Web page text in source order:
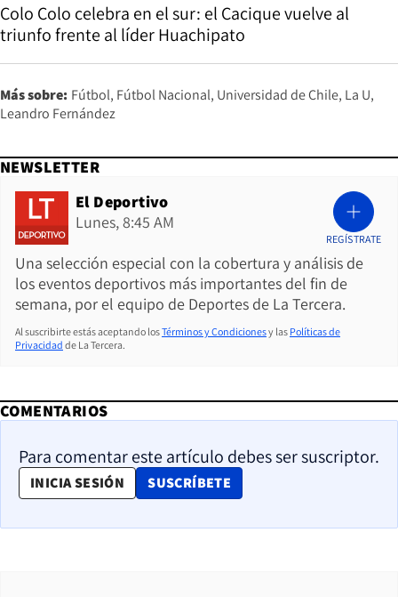
Colo Colo celebra en el sur: el Cacique vuelve al
triunfo frente al líder Huachipato
Más sobre: Fútbol Fútbol Nacional Universidad de Chile La U
Leandro Fernández
NEWSLETTER
El Deportivo
Lunes, 8:45 AM
Una selección especial con la cobertura y análisis de
los eventos deportivos más importantes del fin de
semana, por el equipo de Deportes de La Tercera.
REGÍSTRATE
Al suscribirte estás aceptando losTérminos y Condicionesy las Políticas de
Privacidad de La Tercera.
COMENTARIOS
Para comentar este artículo debes ser suscriptor.
INICIA SESIÓN SUSCRÍBETE
OPENS IN NEW WINDOW